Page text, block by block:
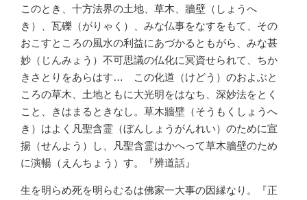
このとき、十方法界の土地、草木、牆壁（しょうへ
き）、瓦礫（がりゃく）、みな仏事をなすをもて、その
おこすところの風水の利益にあづかるともがら、みな甚
妙（じんみょう）不可思議の仏化に冥資せられて、ちか
きさとりをあらはす… この化道（けどう）のおよぶと
ころの草木、土地ともに大光明をはなち、深妙法をとく
こと、きはまるときなし。草木牆壁（そうもくしょうへ
き）はよく凡聖含霊（ぼんしょうがんれい）のために宣
揚（せんよう）し、凡聖含霊はかへって草木牆壁のため
に演暢（えんちょう）す。『辨道話』
生を明らめ死を明らむるは佛家一大事の因縁なり。『正